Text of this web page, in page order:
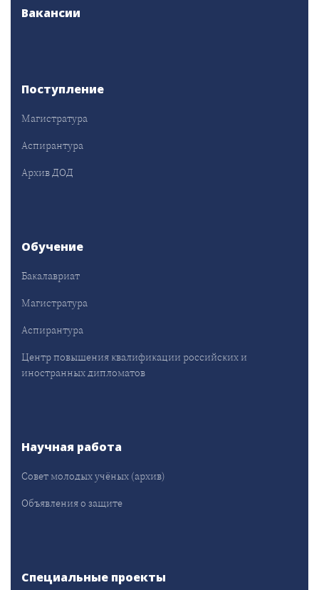
Вакансии
Поступление
Магистратура
Аспирантура
Архив ДОД
Обучение
Бакалавриат
Магистратура
Аспирантура
Центр повышения квалификации российских и
иностранных дипломатов
Научная работа
Совет молодых учёных (архив)
Объявления о защите
Специальные проекты